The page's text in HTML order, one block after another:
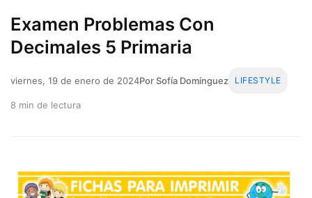
Examen Problemas Con
Decimales 5 Primaria
viernes, 19 de enero de 2024Por Sofía Domínguez LIFESTYLE
8 min de lectura